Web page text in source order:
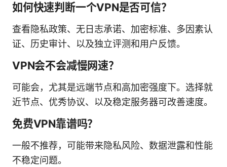
如何快速判断一个VPN是否可信？
查看隐私政策、无日志承诺、加密标准、多因素认
证、历史审计、以及独立评测和用户反馈。
VPN会不会减慢网速？
可能会，尤其是远端节点和高加密强度下。选择就
近节点、优秀协议、以及稳定服务器可改善速度。
免费VPN靠谱吗？
一般不推荐，可能带来隐私风险、数据泄露和性能
不稳定问题。